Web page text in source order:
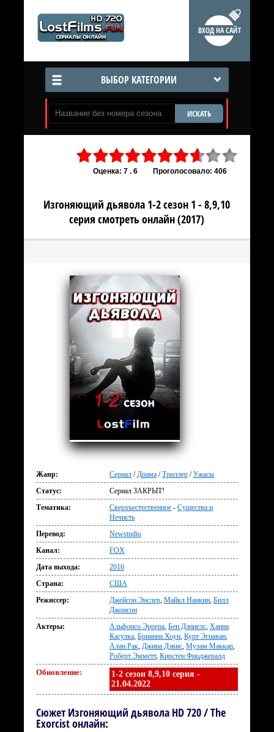
ВХОД НА САЙТ
ВЫБОР КАТЕГОРИИ
ИСКАТЬ
Оценка: 7 . 6 Проголосовало: 406
Изгоняющий дьявола 1-2 сезон 1 - 8,9,10
серия смотреть онлайн (2017)
Жанр: Сериал /Драма /Триллер /Ужасы
Статус:
Сериал ЗАКРЫТ!
Тематика:
Сверхъестественное - Существа и
Нечисть
Перевод:
Newstudio
Канал:
FOX
Дата выхода:
2016
Страна:
США
Режиссер:
Джейсон Энслер, Майкл Нанкин, Билл
Джонсон
Актеры:
Альфонсо Эррера, Бен Дэниелс, Ханна
Касулка, Брианна Хоуи, Курт Эгиаван,
Алан Рак, Джина Дэвис, Музам Маккар,
Роберт Эмметт, Кирстен Фицджералд
Обновление:
1-2 сезон 8,9,10 серия -
21.04.2022
Сюжет Изгоняющий дьявола HD 720 / The
Exorcist онлайн: